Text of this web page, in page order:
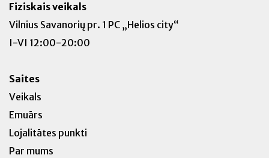
Fiziskais veikals
Vilnius Savanorių pr. 1 PC „Helios city“
I-VI 12:00-20:00
Saites
Veikals
Emuārs
Lojalitātes punkti
Par mums